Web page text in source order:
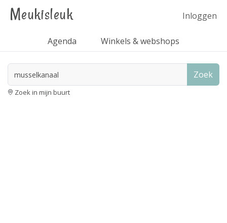
Meukisleuk Inloggen
Agenda Winkels & webshops
Zoek
Zoek in mijn buurt